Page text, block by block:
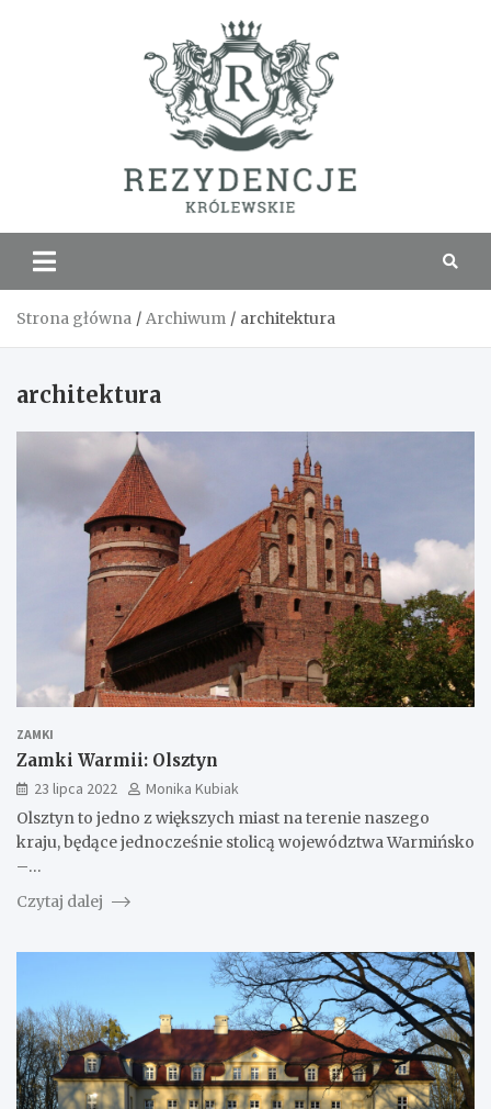
Strona główna Archiwum architektura
architektura
ZAMKI
Zamki Warmii: Olsztyn
23 lipca 2022
Monika Kubiak
Olsztyn to jedno z większych miast na terenie naszego
kraju, będące jednocześnie stolicą województwa Warmińsko
–…
Czytaj dalej